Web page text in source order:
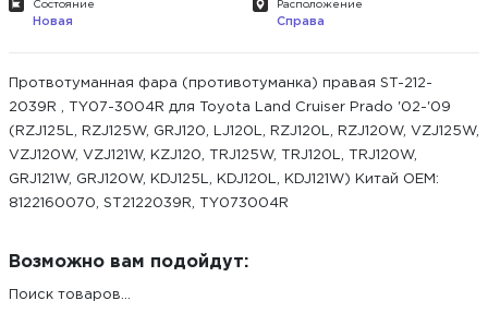
Состояние
Новая
Расположение
Справа
Протвотуманная фара (противотуманка) правая ST-212-
2039R , TY07-3004R для Toyota Land Cruiser Prado '02-'09
(RZJ125L, RZJ125W, GRJ120, LJ120L, RZJ120L, RZJ120W, VZJ125W,
VZJ120W, VZJ121W, KZJ120, TRJ125W, TRJ120L, TRJ120W,
GRJ121W, GRJ120W, KDJ125L, KDJ120L, KDJ121W) Китай ОЕМ:
8122160070, ST2122039R, TY073004R
Возможно вам подойдут:
Поиск товаров...